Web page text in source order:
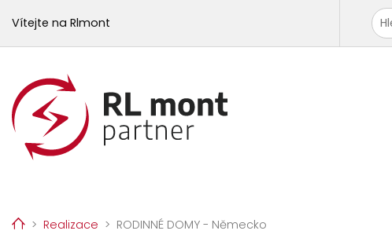
Vítejte na Rlmont
HomeRealizace RODINNÉ DOMY - Německo